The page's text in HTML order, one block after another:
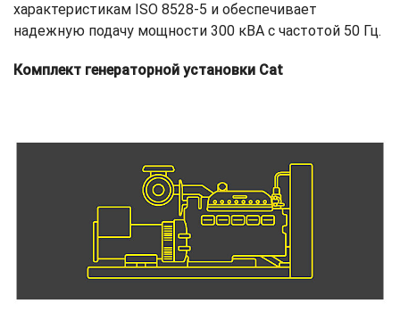
характеристикам ISO 8528-5 и обеспечивает
надежную подачу мощности 300 кВА с частотой 50 Гц.
Комплект генераторной установки Cat